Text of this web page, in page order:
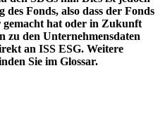
Fonds, also dass der Fonds
hat oder in Zukunft
zu den Unternehmensdaten
an ISS ESG. Weitere
Sie im Glossar.